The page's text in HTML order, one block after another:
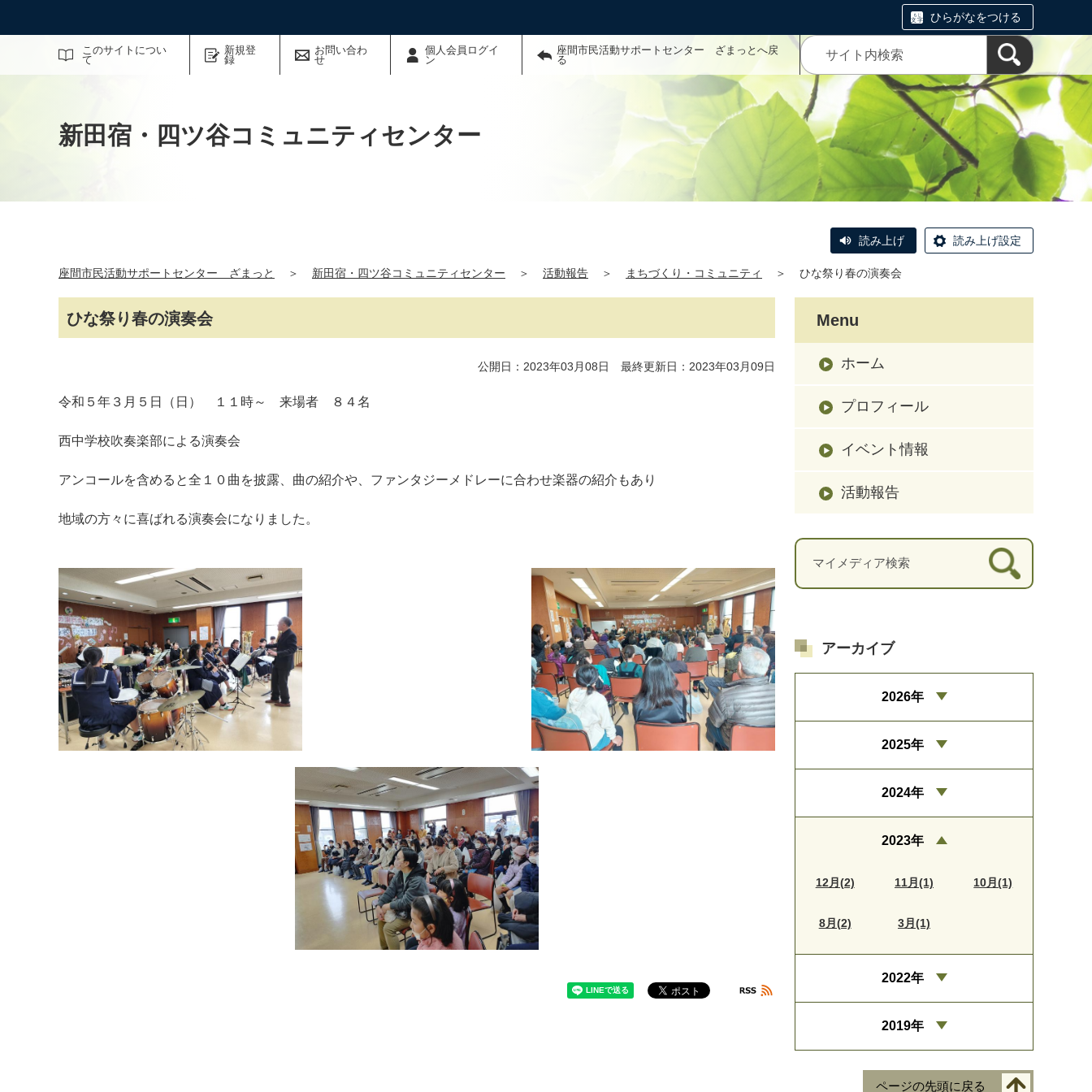
ひらがなをつける
このサイトについ
て
新規登
録
お問い合わ
せ
個人会員ログイ
ン
座間市民活動サポートセンター ざまっとへ戻
る
サイト内検索
新田宿・四ツ谷コミュニティセンター
読み上げ 読み上げ設定
座間市民活動サポートセンター ざまっと ＞ 新田宿・四ツ谷コミュニティセンター ＞ 活動報告 ＞ まちづくり・コミュニティ ＞ ひな祭り春の演奏会
ひな祭り春の演奏会
公開日：2023年03月08日 最終更新日：2023年03月09日
令和５年３月５日（日） １１時～ 来場者 ８４名
西中学校吹奏楽部による演奏会
アンコールを含めると全１０曲を披露、曲の紹介や、ファンタジーメドレーに合わせ楽器の紹介もあり
地域の方々に喜ばれる演奏会になりました。
Menu
ホーム
プロフィール
イベント情報
活動報告
アーカイブ
2026年
2025年
2024年
2023年
12月(2) 11月(1) 10月(1)
8月(2) 3月(1)
2022年
2019年
ページの先頭に戻る